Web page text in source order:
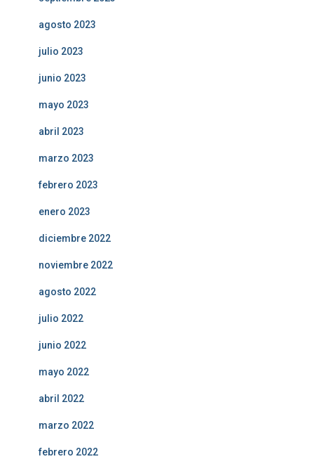
agosto 2023
julio 2023
junio 2023
mayo 2023
abril 2023
marzo 2023
febrero 2023
enero 2023
diciembre 2022
noviembre 2022
agosto 2022
julio 2022
junio 2022
mayo 2022
abril 2022
marzo 2022
febrero 2022